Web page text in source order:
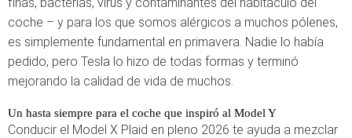
coche – y para los que somos alérgicos a muchos pólenes,
es simplemente fundamental en primavera. Nadie lo había
pedido, pero Tesla lo hizo de todas formas y terminó
mejorando la calidad de vida de muchos.
Un hasta siempre para el coche que inspiró al Model Y
Conducir el Model X Plaid en pleno 2026 te ayuda a mezclar